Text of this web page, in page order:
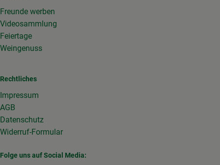
Freunde werben
Videosammlung
Feiertage
Weingenuss
Rechtliches
Impressum
AGB
Datenschutz
Widerruf-Formular
Folge uns auf Social Media: